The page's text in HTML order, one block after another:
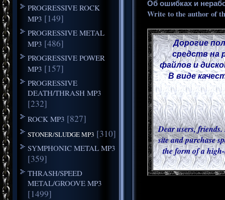
PROGRESSIVE ROCK
MP3 [149]
PROGRESSIVE METAL
MP3 [486]
PROGRESSIVE POWER
MP3 [157]
PROGRESSIVE
DEATH/THRASH MP3
[232]
ROCK MP3 [827]
STONER/SLUDGE MP3 [310]
SYMPHONIC METAL MP3
[359]
THRASH/SPEED
METAL/GROOVE MP3
[1499]
Об ошибках и
Write to the author of
Дорогие
средств на
файлов и
В виде
Dear users,
site and purchase
the form of a